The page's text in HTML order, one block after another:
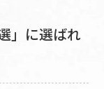
」に選ばれ